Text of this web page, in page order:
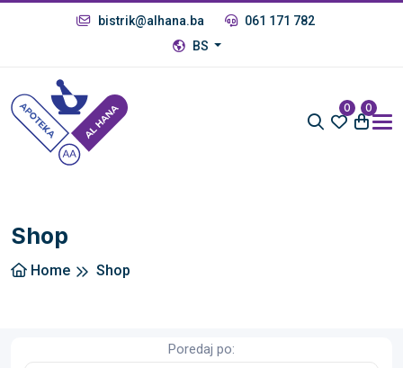
bistrik@alhana.ba
061 171 782
BS
0 0
Shop
Home Shop
Poredaj po: